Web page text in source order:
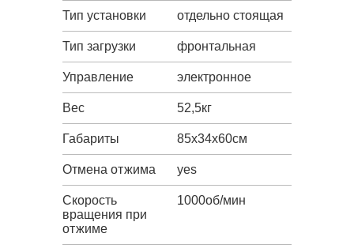
Тип установки отдельно стоящая
Тип загрузки фронтальная
Управление электронное
Вес 52,5кг
Габариты 85х34х60см
Отмена отжима yes
Скорость
вращения при
отжиме
1000об/мин